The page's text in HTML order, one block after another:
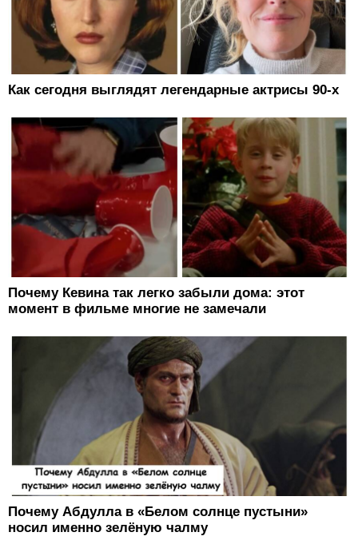
Как сегодня выглядят легендарные актрисы 90-х
Почему Кевина так легко забыли дома: этот
момент в фильме многие не замечали
Почему Абдулла в «Белом солнце пустыни»
носил именно зелёную чалму